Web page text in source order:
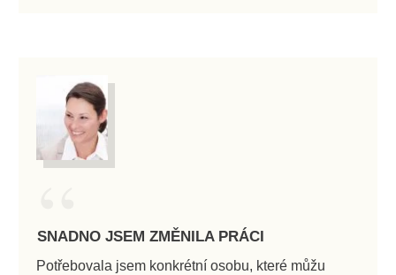
“
SNADNO JSEM ZMĚNILA PRÁCI
Potřebovala jsem konkrétní osobu, které můžu